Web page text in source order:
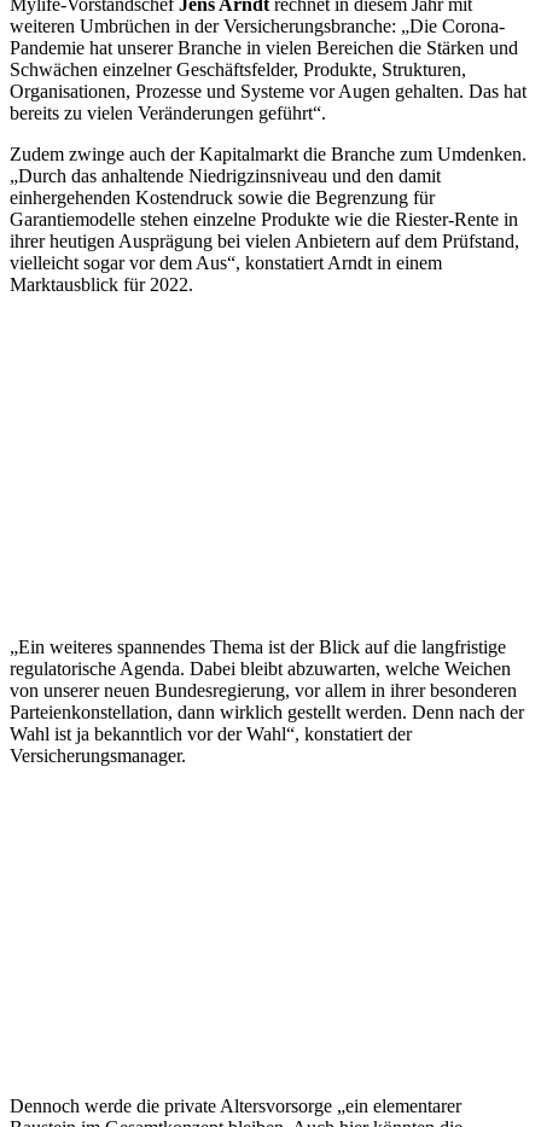
Mylife-VorstandschefJens Arndtrechnet in diesem Jahr mit
weiteren Umbrüchen in der Versicherungsbranche: „Die Corona-
Pandemie hat unserer Branche in vielen Bereichen die Stärken und
Schwächen einzelner Geschäftsfelder, Produkte, Strukturen,
Organisationen, Prozesse und Systeme vor Augen gehalten. Das hat
bereits zu vielen Veränderungen geführt“.
Zudem zwinge auch der Kapitalmarkt die Branche zum Umdenken.
„Durch das anhaltende Niedrigzinsniveau und den damit
einhergehenden Kostendruck sowie die Begrenzung für
Garantiemodelle stehen einzelne Produkte wie die Riester-Rente in
ihrer heutigen Ausprägung bei vielen Anbietern auf dem Prüfstand,
vielleicht sogar vor dem Aus“, konstatiert Arndt in einem
Marktausblick für 2022.
„Ein weiteres spannendes Thema ist der Blick auf die langfristige
regulatorische Agenda. Dabei bleibt abzuwarten, welche Weichen
von unserer neuen Bundesregierung, vor allem in ihrer besonderen
Parteienkonstellation, dann wirklich gestellt werden. Denn nach der
Wahl ist ja bekanntlich vor der Wahl“, konstatiert der
Versicherungsmanager.
Dennoch werde die private Altersvorsorge „ein elementarer